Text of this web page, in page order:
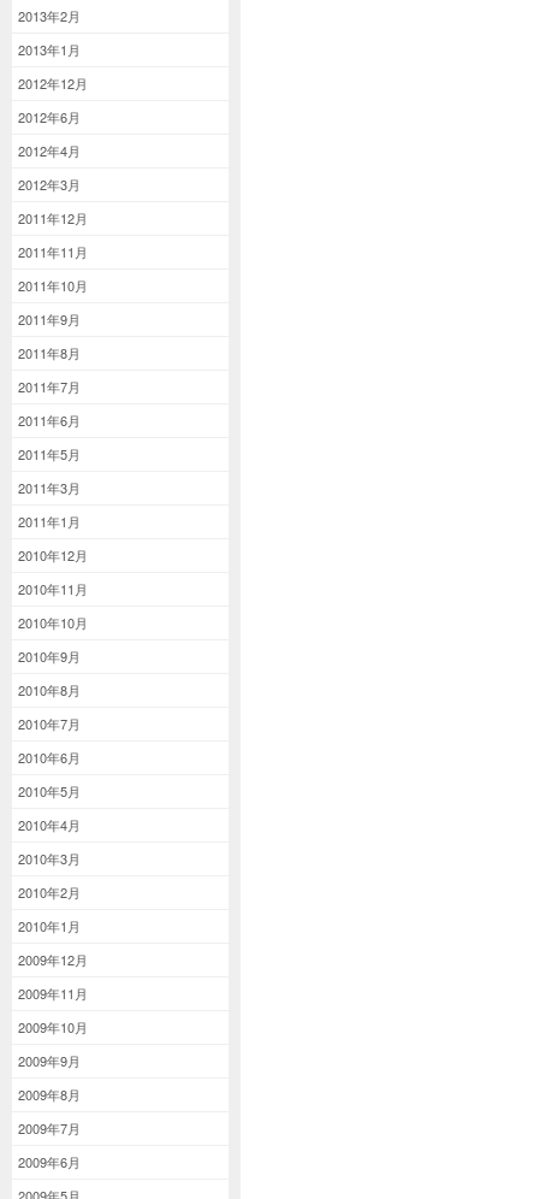
2013年2月
2013年1月
2012年12月
2012年6月
2012年4月
2012年3月
2011年12月
2011年11月
2011年10月
2011年9月
2011年8月
2011年7月
2011年6月
2011年5月
2011年3月
2011年1月
2010年12月
2010年11月
2010年10月
2010年9月
2010年8月
2010年7月
2010年6月
2010年5月
2010年4月
2010年3月
2010年2月
2010年1月
2009年12月
2009年11月
2009年10月
2009年9月
2009年8月
2009年7月
2009年6月